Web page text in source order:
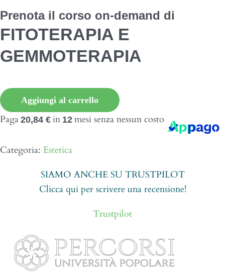
Prenota il corso on-demand di
FITOTERAPIA E
GEMMOTERAPIA
Fitoterapia
e
Gemmoterapia
Estetica
Aggiungi al carrello
Paga20,84 € in 12mesi senza nessun costo
Categoria: Estetica
SIAMO ANCHE SU TRUSTPILOT
Clicca qui per scrivere una recensione!
Trustpilot